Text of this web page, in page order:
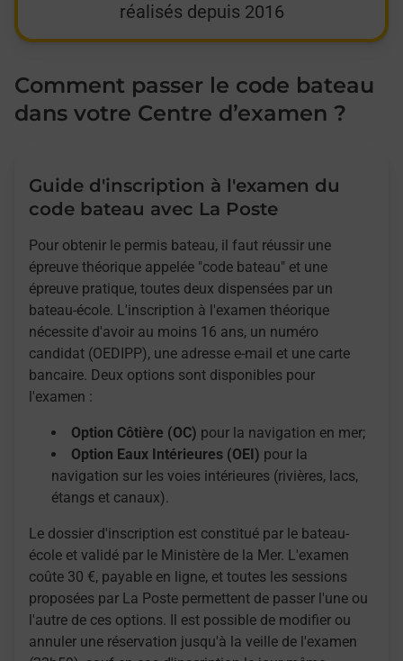
réalisés depuis 2016
Comment passer le code bateau
dans votre Centre d’examen ?
Guide d'inscription à l'examen du
code bateau avec La Poste
Pour obtenir le permis bateau, il faut réussir une
épreuve théorique appelée "code bateau" et une
épreuve pratique, toutes deux dispensées par un
bateau-école. L'inscription à l'examen théorique
nécessite d'avoir au moins 16 ans, un numéro
candidat (OEDIPP), une adresse e-mail et une carte
bancaire. Deux options sont disponibles pour
l'examen :
Option Côtière (OC) pour la navigation en mer;
Option Eaux Intérieures (OEI) pour la
navigation sur les voies intérieures (rivières, lacs,
étangs et canaux).
Le dossier d'inscription est constitué par le bateau-
école et validé par le Ministère de la Mer. L'examen
coûte 30 €, payable en ligne, et toutes les sessions
proposées par La Poste permettent de passer l'une ou
l'autre de ces options. Il est possible de modifier ou
annuler une réservation jusqu'à la veille de l'examen